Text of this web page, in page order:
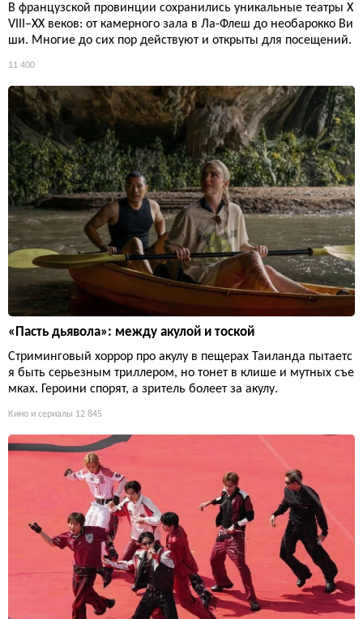
В французской провинции сохранились уникальные театры X
VIII–XX веков: от камерного зала в Ла-Флеш до необарокко Ви
ши. Многие до сих пор действуют и открыты для посещений.
11 400
«Пасть дьявола»: между акулой и тоской
Стриминговый хоррор про акулу в пещерах Таиланда пытаетс
я быть серьезным триллером, но тонет в клише и мутных съе
мках. Героини спорят, а зритель болеет за акулу.
Кино и сериалы 12 845